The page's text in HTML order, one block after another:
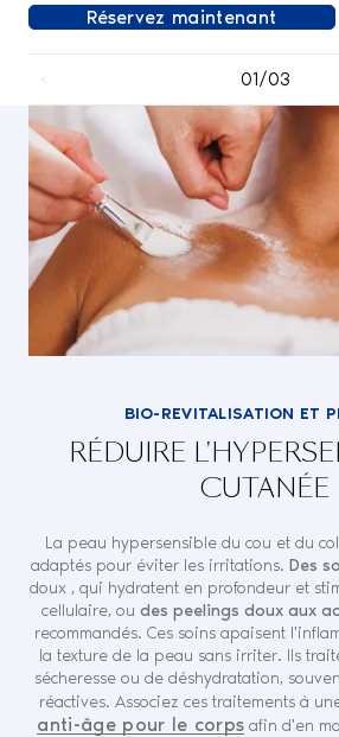
Réservez maintenant
01/03
BIO-REVITALISATION ET
RÉDUIRE
CUTANÉE
La peau hypersensible du cou et du
adaptés pour éviter les irritations. Des
doux , qui hydratent en profondeur et
cellulaire, ou des peelings doux aux
recommandés. Ces soins apaisent
la texture de la peau sans irriter. Ils
sécheresse ou de déshydratation,
réactives. Associez ces traitements à
anti-âge pour le corps afin d'en